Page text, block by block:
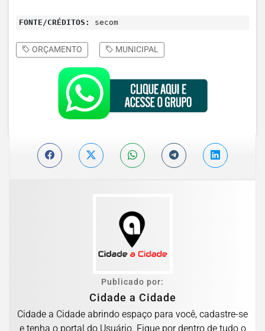
FONTE/CRÉDITOS: secom
ORÇAMENTO MUNICIPAL
Publicado por:
Cidade a Cidade
Cidade a Cidade abrindo espaço para você, cadastre-se
e tenha o portal do Usuário. Fique por dentro de tudo o